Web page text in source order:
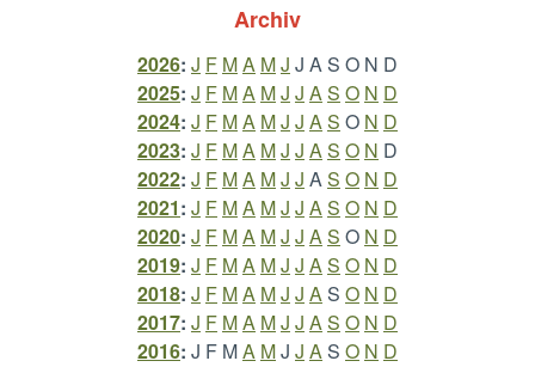
Archiv
2026: J F MA MJ J AS O N D
2025: J F MA MJ J AS O N D
2024: J F MA MJ J AS O N D
2023: J F MA MJ J AS O N D
2022: J F MA MJ J AS O N D
2021: J F MA MJ J AS O N D
2020: J F MA MJ J AS O N D
2019: J F MA MJ J AS O N D
2018: J F MA MJ J AS O N D
2017: J F MA MJ J AS O N D
2016: J F MA MJ J AS O N D